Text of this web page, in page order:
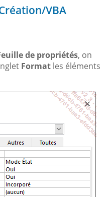
VBA
de propriétés, on
Format les éléments